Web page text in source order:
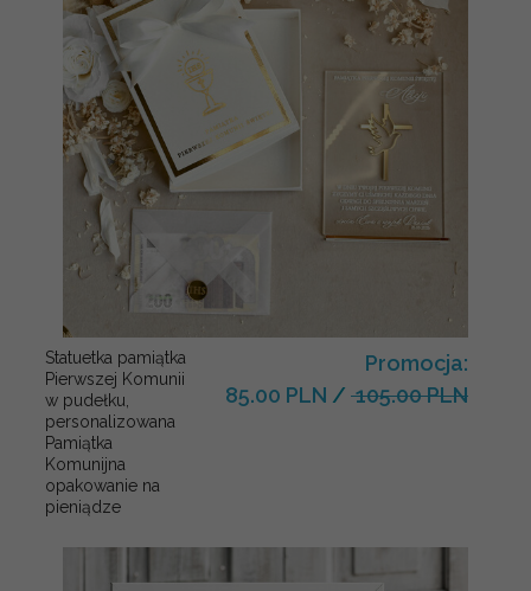
Statuetka pamiątka
Pierwszej Komunii
w pudełku,
personalizowana
Pamiątka
Komunijna
opakowanie na
pieniądze
Promocja:
85.00 PLN / 105.00 PLN